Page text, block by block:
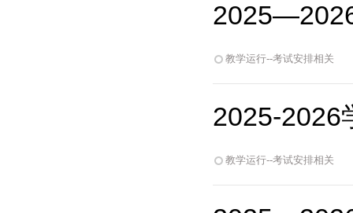
教学运行--考试安排相关
2025-2026
教学运行--考试安排相关